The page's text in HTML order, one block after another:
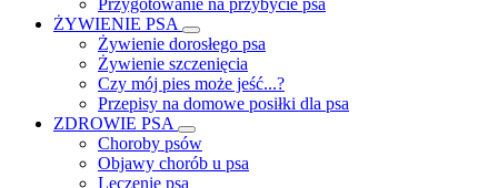
Przygotowanie na przybycie psa
ŻYWIENIE PSA
Żywienie dorosłego psa
Żywienie szczenięcia
Czy mój pies może jeść...?
Przepisy na domowe posiłki dla psa
ZDROWIE PSA
Choroby psów
Objawy chorób u psa
Leczenie psa